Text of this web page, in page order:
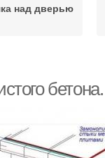
над дверью